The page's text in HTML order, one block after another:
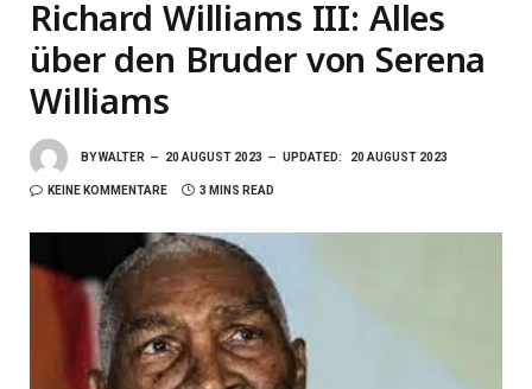
Richard Williams III: Alles
über den Bruder von Serena
Williams
BYWALTER 20 AUGUST 2023 UPDATED: 20 AUGUST 2023
KEINE KOMMENTARE 3 MINS READ